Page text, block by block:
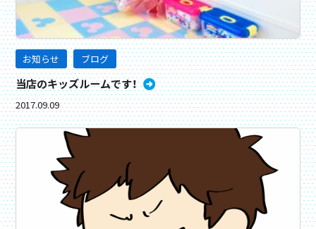
お知らせ ブログ
当店のキッズルームです！
2017.09.09